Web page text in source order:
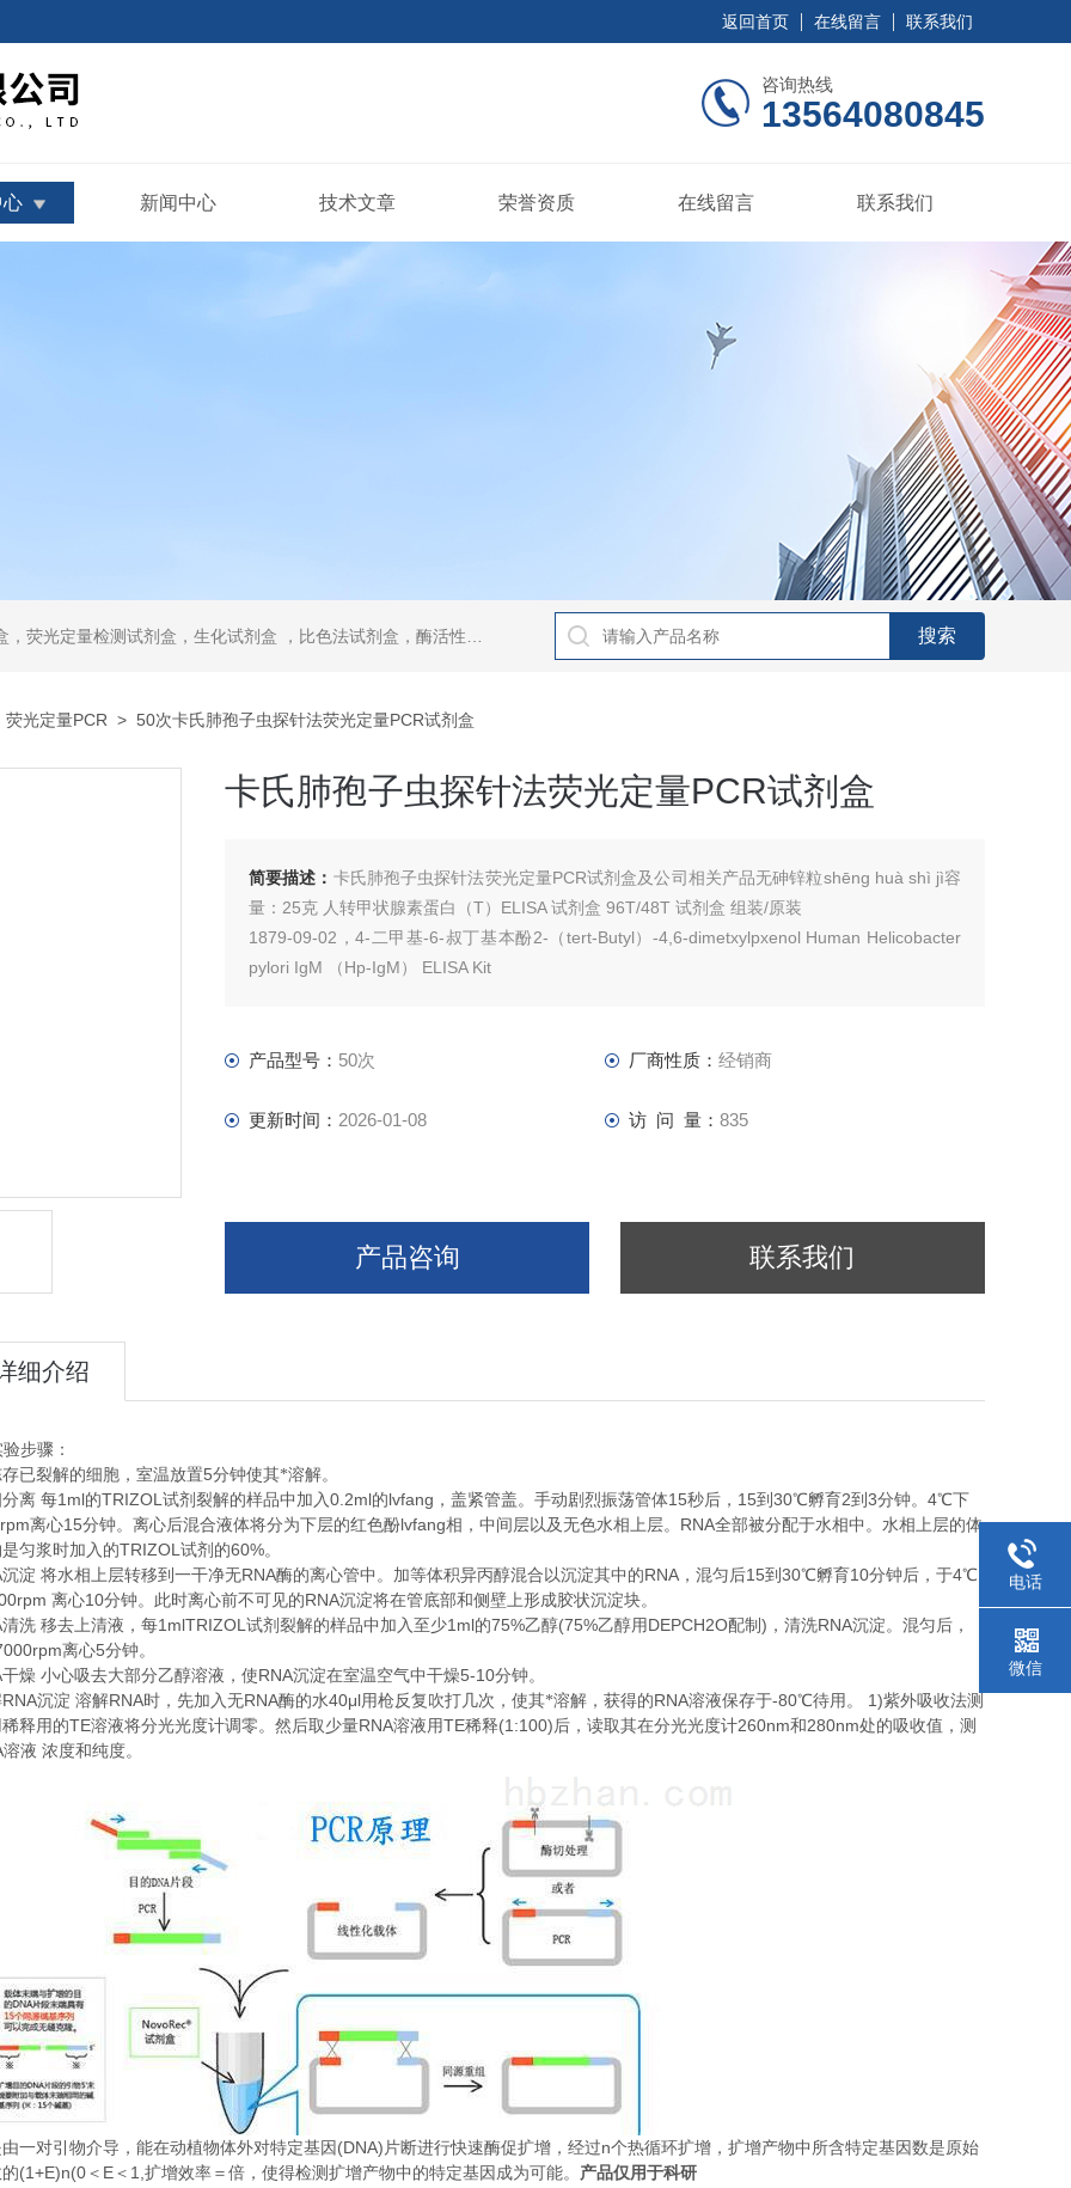
返回首页 在线留言 联系我们
咨询热线
13564080845
心 新闻中心 技术文章 荣誉资质 在线留言 联系我们
试剂盒，抗体，重组蛋白，分光光度法检测试剂盒，细胞株，原代细胞，细胞培养基，标准溶液产品。代理并销售进口SIGMA试剂、abcam抗体、R&D抗体、CST抗体、ATCC细胞、BD公司、GE公司公司产品。
荧光定量PCR > 50次卡氏肺孢子虫探针法荧光定量PCR试剂盒
卡氏肺孢子虫探针法荧光定量PCR试剂盒
简要描述： 卡氏肺孢子虫探针法荧光定量PCR试剂盒及公司相关产品无砷锌粒shēng huà shì jì容
量：25克 人转甲状腺素蛋白（T）ELISA 试剂盒 96T/48T 试剂盒 组装/原装
1879-09-02，4-二甲基-6-叔丁基本酚2-（tert-Butyl）-4,6-dimetxylpxenol Human Helicobacter
pylori IgM （Hp-IgM） ELISA Kit
产品型号： 50次 厂商性质： 经销商
更新时间： 2026-01-08 访 问 量： 835
产品咨询 联系我们
细介绍
步骤：
已裂解的细胞，室温放置5分钟使其*溶解。
离 每1ml的TRIZOL 试剂裂解的样品中加入0.2ml的lvfang ，盖紧管盖。手动剧烈振荡管体15秒后， 15到 30℃孵育2到 3分钟。 4℃下
离心15分钟。离心后混合液体将分为下层的红色酚lvfang相，中间层以及无色水相上层。 RNA全部被分配于水相中。水相上层的体
匀浆时加入的TRIZOL 试剂的60%。
沉淀 将水相上层转移到一干净无RNA酶的离心管中。加等体积异丙醇混合以沉淀其中的RNA ，混匀后15到 30℃孵育10分钟后，于4℃
离心10分钟。此时离心前不可见的RNA沉淀将在管底部和侧壁上形成胶状沉淀块。
清洗 移去上清液，每1mlTRIZOL 试剂裂解的样品中加入至少1ml的75%乙醇(75%乙醇用 DEPCH2O配制 ) ，清洗RNA沉淀。混匀后，
离心5分钟。
干燥 小心吸去大部分乙醇溶液，使RNA沉淀在室温空气中干燥5-10分钟。
RNA沉淀 溶解RNA时，先加入无RNA酶的水40μl用枪反复吹打几次，使其*溶解，获得的RNA溶液保存于-80℃待用。 1)紫外吸收法测
释用的TE溶液将分光光度计调零。然后取少量RNA溶液用TE稀释(1:100)后，读取其在分光光度计260nm和 280nm处的吸收值，测
溶液 浓度和纯度。
一对引物介导，能在动植物体外对特定基因 (DNA) 片断进行快速酶促扩增，经过n个热循环扩增，扩增产物中所含特定基因数是原始
(1+E)n(0 ＜ E ＜ 1, 扩增效率＝倍，使得检测扩增产物中的特定基因成为可能。 产品仅用于科研
电话
微信